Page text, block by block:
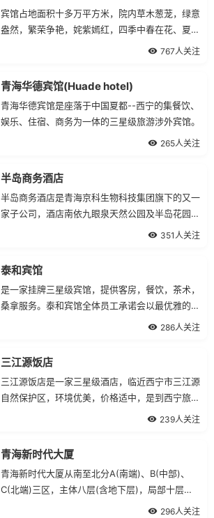
宾馆占地面积十多万平方米，院内草木葱茏，绿意
盎然，繁荣争艳，姹紫嫣红，四季中春在花、夏有
荫、秋有果、冬有绿，是一座具有浓郁园林特色的
767人关注
青海华德宾馆(Huade hotel)
青海华德宾馆是座落于中国夏都--西宁的集餐饮、
娱乐、住宿、商务为一体的三星级旅游涉外宾馆。
265人关注
半岛商务酒店
半岛商务酒店是青海京科生物科技集团旗下的又一
家子公司，酒店南依九眼泉天然公园及半岛花园别
墅群，北临西宁经济技术开发区，楼高八层.
351人关注
泰和宾馆
是一家挂牌三星级宾馆，提供客房，餐饮，茶术，
桑拿服务。泰和宾馆全体员工承诺会以最优雅的环
境和最热情周到的服务欢迎各界来宾。
286人关注
三江源饭店
三江源饭店是一家三星级酒店，临近西宁市三江源
自然保护区，环境优美，价格适中，是到西宁旅游
住宿的首选下榻之所！三江源饭店全体员工欢迎您
239人关注
青海新时代大厦
青海新时代大厦从南至北分A(南端)、B(中部)、
C(北端)三区，主体八层(含地下层)，局部十层。
水、电、暖设施齐全，是集住宿、办公、会议、商
296人关注